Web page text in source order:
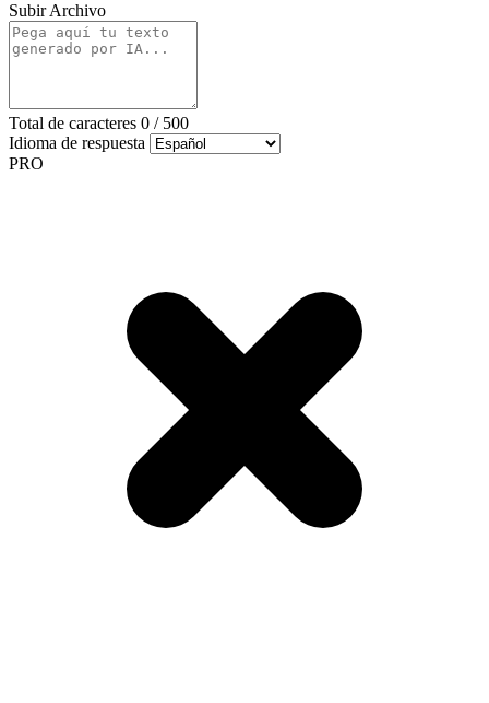
Subir Archivo
Total de caracteres 0 / 500
Idioma de respuesta
PRO